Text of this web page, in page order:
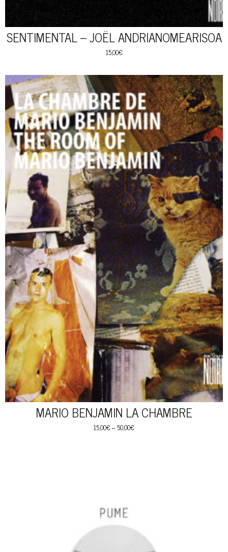
SENTIMENTAL – JOËL ANDRIANOMEARISOA
15,00€
MARIO BENJAMIN LA CHAMBRE
15,00€–50,00€